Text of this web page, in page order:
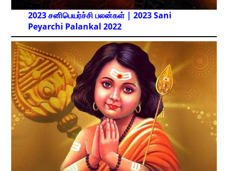
2023 சனிபெயர்ச்சி பலன்கள் | 2023 Sani
Peyarchi Palankal 2022